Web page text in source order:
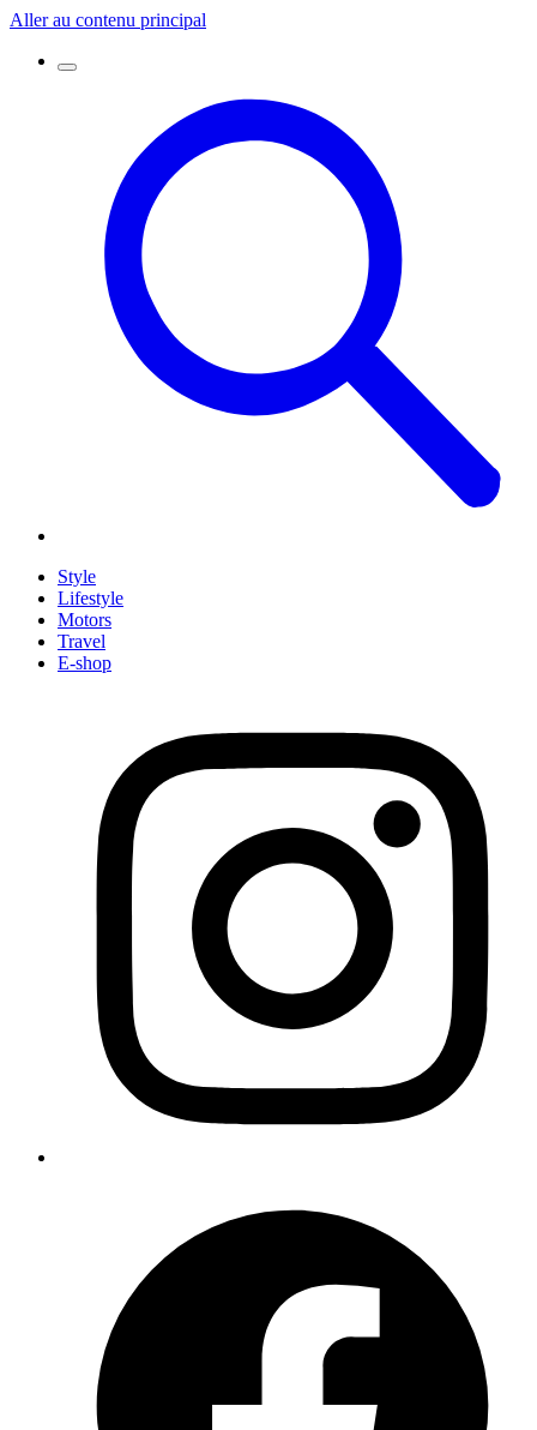
Aller au contenu principal
Style
Lifestyle
Motors
Travel
E-shop